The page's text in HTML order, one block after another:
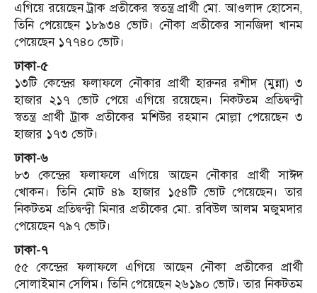
এগিয়ে রয়েছেন ট্রাক প্রতীকের স্বতন্ত্র প্রার্থী মো. আওলাদ হোসেন,
তিনি পেয়েছেন ১৮৯৩৪ ভোট। নৌকা প্রতীকের সানজিদা খানম
পেয়েছেন ১৭৭৪০ ভোট।
ঢাকা-৫
১৩টি কেন্দ্রের ফলাফলে নৌকার প্রার্থী হারুনর রশীদ (মুন্না) ৩
হাজার ২১৭ ভোট পেয়ে এগিয়ে রয়েছেন। নিকটতম প্রতিদ্বন্দ্বী
স্বতন্ত্র প্রার্থী ট্রাক প্রতীকের মশিউর রহমান মোল্লা পেয়েছেন ৩
হাজার ১৭৩ ভোট।
ঢাকা-৬
৮৩ কেন্দ্রের ফলাফলে এগিয়ে আছেন নৌকার প্রার্থী সাঈদ
খোকন। তিনি মোট ৪৯ হাজার ১৫৪টি ভোট পেয়েছেন। তার
নিকটতম প্রতিদ্বন্দ্বী মিনার প্রতীকের মো. রবিউল আলম মজুমদার
পেয়েছেন ৭৯৭ ভোট।
ঢাকা-৭
৫৫ কেন্দ্রের ফলাফলে এগিয়ে আছেন নৌকা প্রতীকের প্রার্থী
সোলাইমান সেলিম। তিনি পেয়েছেন ২৬১৯০ ভোট। তার নিকটতম